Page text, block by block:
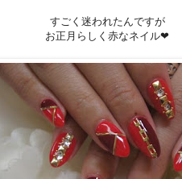
すごく迷われたんですが
お正月らしく赤なネイル❤